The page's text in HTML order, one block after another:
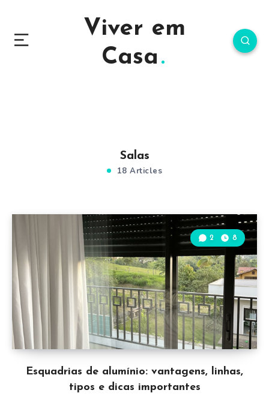
Viver em
Casa
Salas
18 Articles
Esquadrias de alumínio: vantagens, linhas,
tipos e dicas importantes
2 8